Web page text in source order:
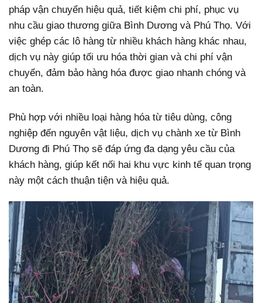
pháp vận chuyển hiệu quả, tiết kiệm chi phí, phục vụ
nhu cầu giao thương giữa Bình Dương và Phú Thọ. Với
việc ghép các lô hàng từ nhiều khách hàng khác nhau,
dịch vụ này giúp tối ưu hóa thời gian và chi phí vận
chuyển, đảm bảo hàng hóa được giao nhanh chóng và
an toàn.
Phù hợp với nhiều loại hàng hóa từ tiêu dùng, công
nghiệp đến nguyên vật liệu, dịch vụ chành xe từ Bình
Dương đi Phú Thọ sẽ đáp ứng đa dạng yêu cầu của
khách hàng, giúp kết nối hai khu vực kinh tế quan trọng
này một cách thuận tiện và hiệu quả.